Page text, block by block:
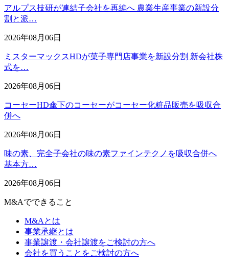
アルプス技研が連結子会社を再編へ 農業生産事業の新設分
割と派…
2026年08月06日
ミスターマックスHDが菓子専門店事業を新設分割 新会社株
式を…
2026年08月06日
コーセーHD傘下のコーセーがコーセー化粧品販売を吸収合
併へ
2026年08月06日
味の素、完全子会社の味の素ファインテクノを吸収合併へ
基本方…
2026年08月06日
M&Aでできること
M&Aとは
事業承継とは
事業譲渡・会社譲渡をご検討の方へ
会社を買うことをご検討の方へ